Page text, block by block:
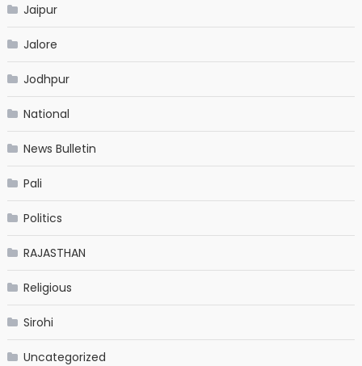
Jaipur
Jalore
Jodhpur
National
News Bulletin
Pali
Politics
RAJASTHAN
Religious
Sirohi
Uncategorized